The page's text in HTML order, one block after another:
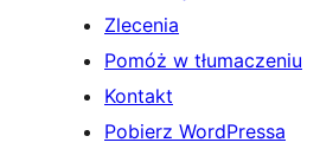
Zlecenia
Pomóż w tłumaczeniu
Kontakt
Pobierz WordPressa